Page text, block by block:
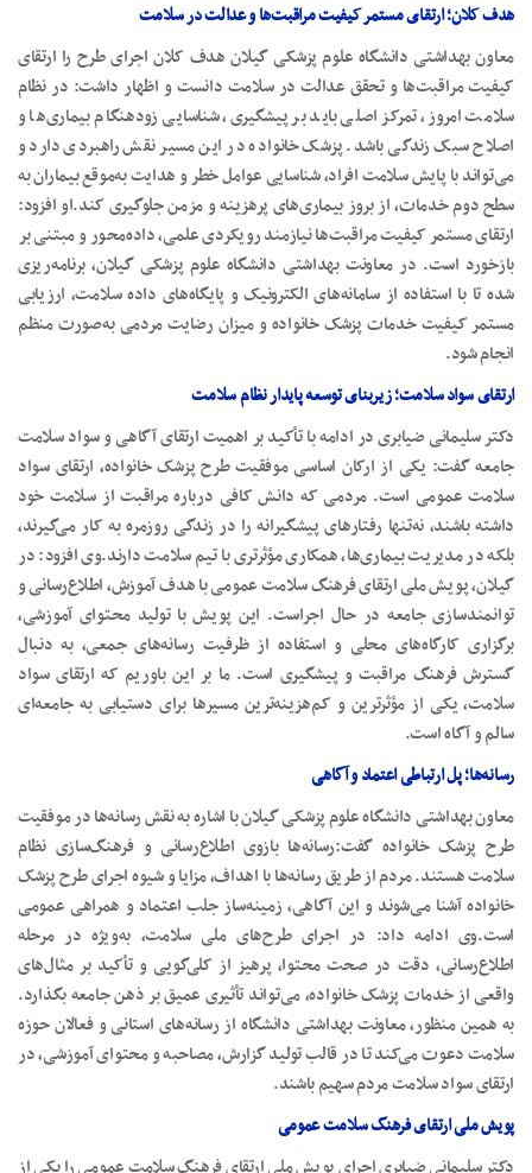
هدف کلان؛ ارتقای مستمر کیفیت مراقبت‌ها و عدالت در سلامت
معاون بهداشتی دانشگاه علوم پزشکی گیلان هدف کلان اجرای طرح را ارتقای
کیفیت مراقبت‌ها و تحقق عدالت در سلامت دانست و اظهار داشت: در نظام
سلامت امروز، تمرکز اصلی باید بر پیشگیری، شناسایی زودهنگام بیماری‌ها و
اصلاح سبک زندگی باشد. پزشک خانواده در این مسیر نقش راهبردی دارد و
می‌تواند با پایش سلامت افراد، شناسایی عوامل خطر و هدایت به‌موقع بیماران به
سطح دوم خدمات، از بروز بیماری‌های پرهزینه و مزمن جلوگیری کند.او افزود:
ارتقای مستمر کیفیت مراقبت‌ها نیازمند رویکردی علمی، داده‌محور و مبتنی بر
بازخورد است. در معاونت بهداشتی دانشگاه علوم پزشکی گیلان، برنامه‌ریزی
شده تا با استفاده از سامانه‌های الکترونیک و پایگاه‌های داده سلامت، ارزیابی
مستمر کیفیت خدمات پزشک خانواده و میزان رضایت مردمی به‌صورت منظم
انجام شود.
ارتقای سواد سلامت؛ زیربنای توسعه پایدار نظام سلامت
دکتر سلیمانی ضیابری در ادامه با تأکید بر اهمیت ارتقای آگاهی و سواد سلامت
جامعه گفت: یکی از ارکان اساسی موفقیت طرح پزشک خانواده، ارتقای سواد
سلامت عمومی است. مردمی که دانش کافی درباره مراقبت از سلامت خود
داشته باشند، نه‌تنها رفتارهای پیشگیرانه را در زندگی روزمره به کار می‌گیرند،
بلکه در مدیریت بیماری‌ها، همکاری مؤثرتری با تیم سلامت دارند.وی افزود: در
گیلان، پویش ملی ارتقای فرهنگ سلامت عمومی با هدف آموزش، اطلاع‌رسانی و
توانمندسازی جامعه در حال اجراست. این پویش با تولید محتوای آموزشی،
برگزاری کارگاه‌های محلی و استفاده از ظرفیت رسانه‌های جمعی، به دنبال
گسترش فرهنگ مراقبت و پیشگیری است. ما بر این باوریم که ارتقای سواد
سلامت، یکی از مؤثرترین و کم‌هزینه‌ترین مسیرها برای دستیابی به جامعه‌ای
سالم و آگاه است.
رسانه‌ها؛ پل ارتباطی اعتماد و آگاهی
معاون بهداشتی دانشگاه علوم پزشکی گیلان با اشاره به نقش رسانه‌ها در موفقیت
طرح پزشک خانواده گفت:رسانه‌ها بازوی اطلاع‌رسانی و فرهنگ‌سازی نظام
سلامت هستند. مردم از طریق رسانه‌ها با اهداف، مزایا و شیوه اجرای طرح پزشک
خانواده آشنا می‌شوند و این آگاهی، زمینه‌ساز جلب اعتماد و همراهی عمومی
است.وی ادامه داد: در اجرای طرح‌های ملی سلامت، به‌ویژه در مرحله
اطلاع‌رسانی، دقت در صحت محتوا، پرهیز از کلی‌گویی و تأکید بر مثال‌های
واقعی از خدمات پزشک خانواده، می‌تواند تأثیری عمیق بر ذهن جامعه بگذارد.
به همین منظور، معاونت بهداشتی دانشگاه از رسانه‌های استانی و فعالان حوزه
سلامت دعوت می‌کند تا در قالب تولید گزارش، مصاحبه و محتوای آموزشی، در
ارتقای سواد سلامت مردم سهیم باشند.
پویش ملی ارتقای فرهنگ سلامت عمومی